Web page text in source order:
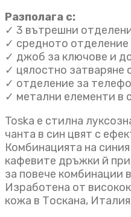
Разполага с:
✓ 3 вътрешни
✓ средното отделение
✓ джоб за ключове и
✓ цялостно затваряне
✓ отделение за
✓ метални елементи в
Toska е стилна
чанта в син цвят с
Комбинацията на
кафевите дръжки й
за повече комбинации
Изработена от
кожа в Тоскана,